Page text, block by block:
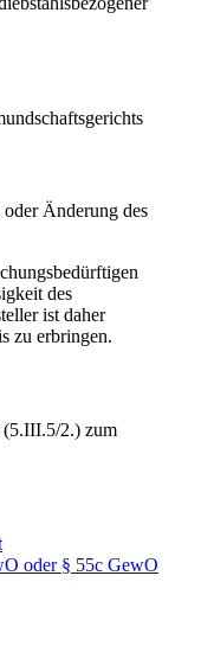
Änderung des
des
ist daher
zu erbringen.
(5.III.5/2.) zum
oder § 55c GewO